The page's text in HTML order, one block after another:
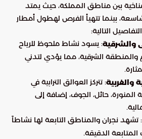
بين مناطق المملكة، حيث يمتد
بينما تتهيأ الفرص لهطول أمطار
التالية:
والشرقية: يسود نشاط ملحوظ للرياح
الشرقية، مما يؤدي لتدني
والغربية: تتركز العوالق الترابية في
المنورة، حائل، الجوف، إضافة إلى
: تشهد نجران والمناطق التابعة لها نشاطاً
الدقيقة.